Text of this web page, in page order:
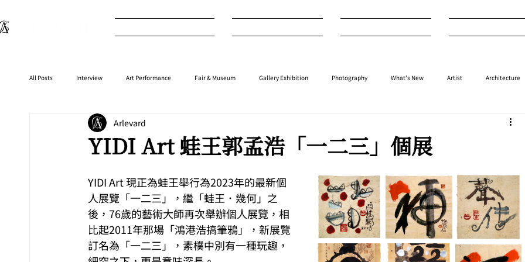
All Posts Interview Art Performance Fair & Museum Gallery Exhibition Photography What's New Artist Architecture
⁠⁠Product Anime Auction
YIDI Art 蛙王郭孟浩「一二三」個展
Arlevard
YIDI Art 現正為蛙王舉行為2023年的最新個
人展覽「一二三」，繼「蛙王．幾何」之
後，76歲的藝術大師再次舉辦個人展覽，相
比起2011年那場「鴻港浩搞筆鴉」，新展覽
訂名為「一二三」，素樸中別有一種玩趣，